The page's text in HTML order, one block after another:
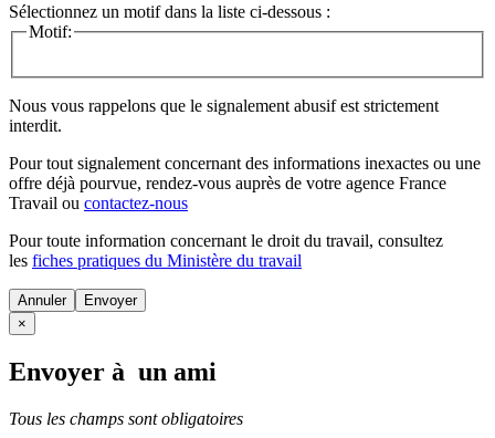
Sélectionnez un motif dans la liste ci-dessous :
Motif:
Nous vous rappelons que le signalement abusif est strictement
interdit.
Pour tout signalement concernant des informations inexactes ou une
offre déjà pourvue, rendez-vous auprès de votre agence France
Travail ou contactez-nous
Pour toute information concernant le droit du travail, consultez
les fiches pratiques du Ministère du travail
Annuler
×
Envoyer à un ami
Tous les champs sont obligatoires